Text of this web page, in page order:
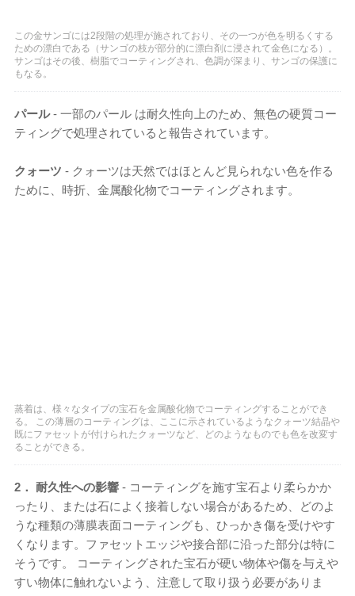
この金サンゴには2段階の処理が施されており、その一つが色を明るくする
ための漂白である（サンゴの枝が部分的に漂白剤に浸されて金色になる）。
サンゴはその後、樹脂でコーティングされ、色調が深まり、サンゴの保護に
もなる。
パール- 一部のパール は耐久性向上のため、無色の硬質コー
ティングで処理されていると報告されています。
クォーツ - クォーツは天然ではほとんど見られない色を作る
ために、時折、金属酸化物でコーティングされます。
蒸着は、様々なタイプの宝石を金属酸化物でコーティングすることができ
る。 この薄層のコーティングは、ここに示されているようなクォーツ結晶や
既にファセットが付けられたクォーツなど、どのようなものでも色を改変す
ることができる。
2． 耐久性への影響 - コーティングを施す宝石より柔らかか
ったり、または石によく接着しない場合があるため、どのよ
うな種類の薄膜表面コーティングも、ひっかき傷を受けやす
くなります。ファセットエッジや接合部に沿った部分は特に
そうです。 コーティングされた宝石が硬い物体や傷を与えや
すい物体に触れないよう、注意して取り扱う必要がありま